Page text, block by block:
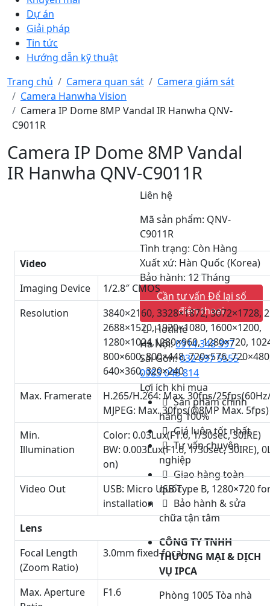
Dự án
Giải pháp
Tin tức
Hướng dẫn kỹ thuật
Trang chủ
Camera quan sát
Camera giám sát
Camera Hanwha Vision
Camera IP Dome 8MP Vandal IR Hanwha QNV-
C9011R
Camera IP Dome 8MP Vandal
IR Hanwha QNV-C9011R
Liên hệ
Mã sản phẩm: QNV-
C9011R
Tình trạng: Còn Hàng
Xuất xứ: Hàn Quốc (Korea)
Bảo hành: 12 Tháng
Cần tư vấn Để lại số
điện thoại
Hotline
Hà Nội:0914 348 397
Sài Gòn:032 697 5555-
0983 048 814
Lợi ích khi mua
Sản phẩm chính
hãng 100%
Giá luôn tốt nhất
Tư vấn chuyên
nghiệp
Giao hàng toàn
quốc
Bảo hành & sửa
chữa tận tâm
CÔNG TY TNHH
THƯƠNG MẠI & DỊCH
VỤ IPCA
Phòng 1005 Tòa nhà
Video
Imaging Device
1/2.8″ CMOS
Resolution
3840×2160, 3328×1872, 3072×1728,
2688×1520, 1920×1080, 1600×1200,
1280×1024,1280×960, 1280×720,
800×600, 800×448, 720×576,
640×360, 320×240
Max. Framerate
H.265/H.264: Max. 30fps/
MJPEG: Max. 30fps(@8MP Max. 5fps)
Min.
Illumination
Color: 0.03Lux(F1.6, 1/30sec, 30IRE)
BW: 0.003Lux(F1.6, 1/30sec, 30IRE),
on)
Video Out
USB: Micro USB Type B, 1280×720
installation
Lens
Focal Length
(Zoom Ratio)
3.0mm fixed focal
Max. Aperture
F1.6